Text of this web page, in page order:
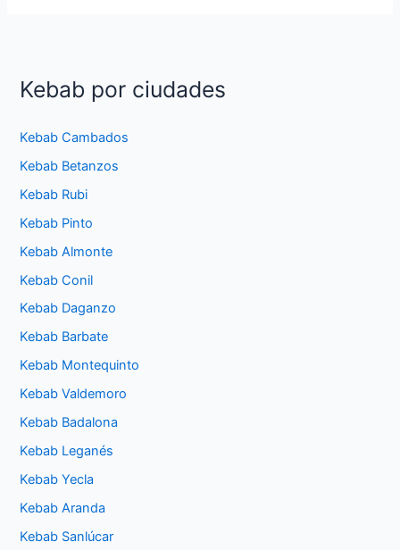
Kebab por ciudades
Kebab Cambados
Kebab Betanzos
Kebab Rubi
Kebab Pinto
Kebab Almonte
Kebab Conil
Kebab Daganzo
Kebab Barbate
Kebab Montequinto
Kebab Valdemoro
Kebab Badalona
Kebab Leganés
Kebab Yecla
Kebab Aranda
Kebab Sanlúcar